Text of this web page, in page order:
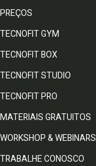
PREÇOS
TECNOFIT GYM
TECNOFIT BOX
TECNOFIT STUDIO
TECNOFIT PRO
MATERIAIS GRATUITOS
WORKSHOP & WEBINARS
TRABALHE CONOSCO